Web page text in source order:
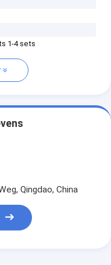
1-4 sets
Qingdao, China